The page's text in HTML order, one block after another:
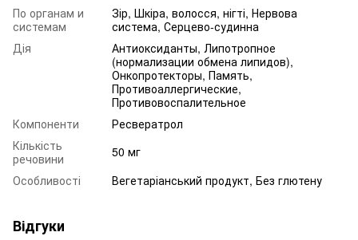
По органам и
системам
Зір, Шкіра, волосся, нігті, Нервова
система, Серцево-судинна
Дія
Антиоксиданты, Липотропное
(нормализации обмена липидов),
Онкопротекторы, Память,
Противоаллергические,
Противовоспалительное
Компоненти
Ресвератрол
Кількість
речовини
50 мг
Особливості
Вегетаріанський продукт, Без глютену
Відгуки